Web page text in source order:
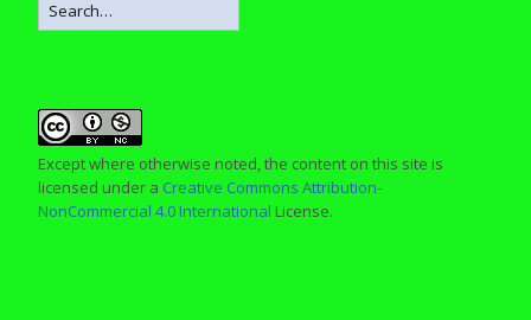
Except where otherwise noted, the content on this site is
licensed under a Creative Commons Attribution-
NonCommercial 4.0 International License.